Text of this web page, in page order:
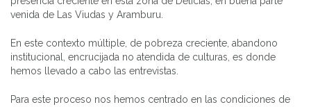
venida de Las Viudas y Aramburu.
En este contexto múltiple, de pobreza creciente, abandono
institucional, encrucijada no atendida de culturas, es donde
hemos llevado a cabo las entrevistas.
Para este proceso nos hemos centrado en las condiciones de